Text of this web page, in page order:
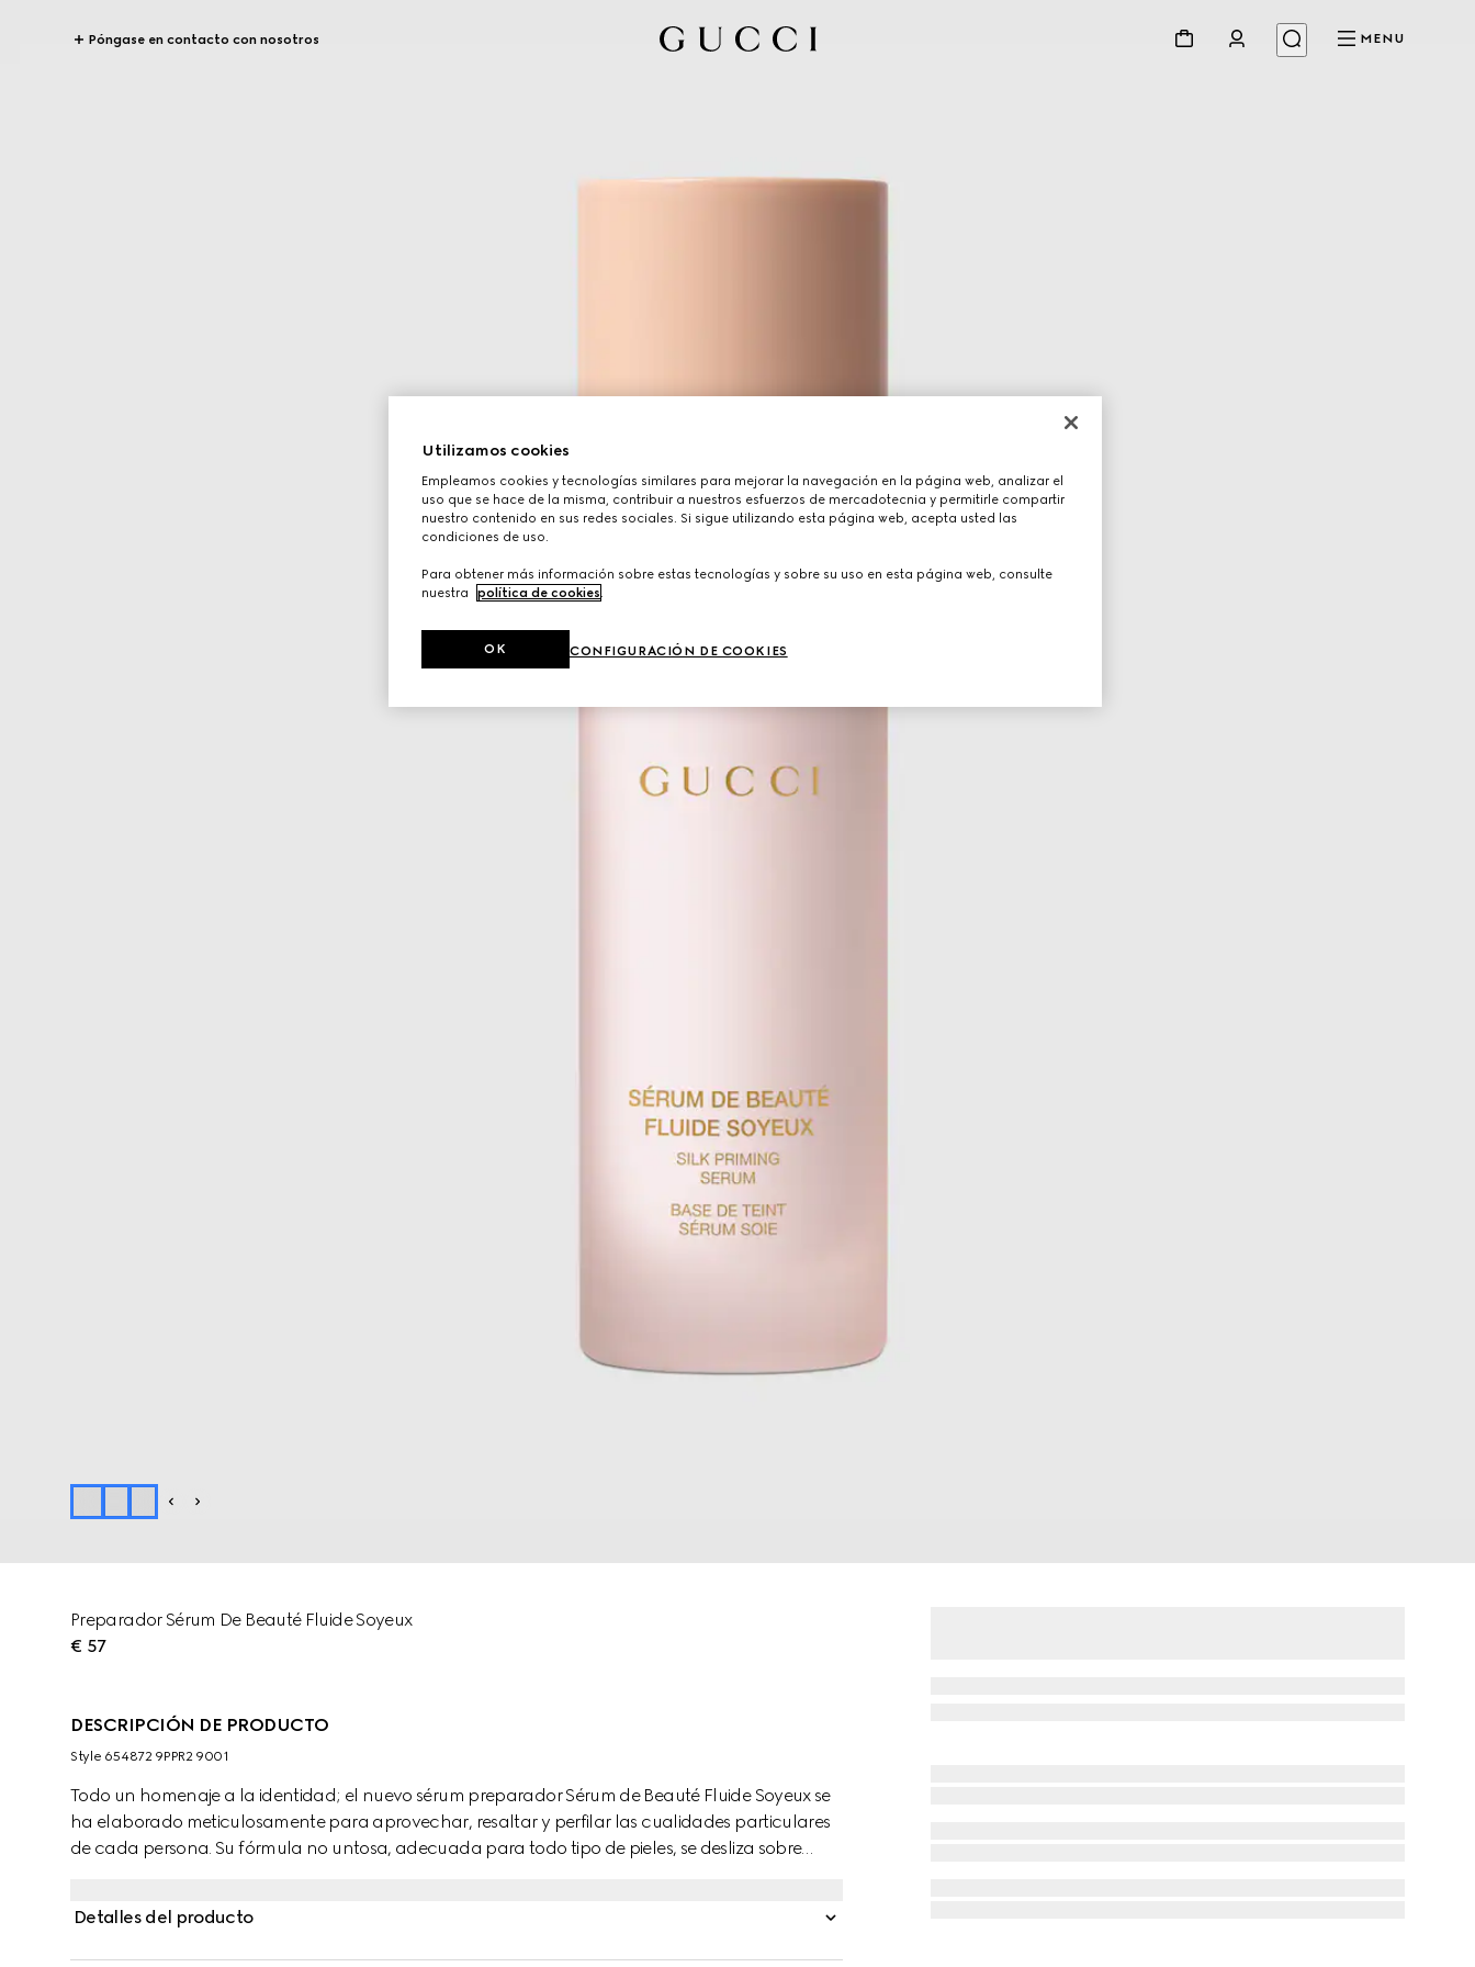
Póngase en contacto con nosotros MENU
Preparador Sérum De Beauté Fluide Soyeux
€ 57
DESCRIPCIÓN DE PRODUCTO
Style ‎654872 9PPR2 9001
Todo un homenaje a la identidad; el nuevo sérum preparador Sérum de Beauté Fluide Soyeux se
ha elaborado meticulosamente para aprovechar, resaltar y perfilar las cualidades particulares
de cada persona. Su fórmula no untosa, adecuada para todo tipo de pieles, se desliza sobre
ligeros que difuminan las líneas de expresión y los poros, este preparador puede usarse solo o
Detalles del producto
Utilizamos cookies
Empleamos cookies y tecnologías similares para mejorar la navegación en la página web, analizar el
uso que se hace de la misma, contribuir a nuestros esfuerzos de mercadotecnia y permitirle compartir
nuestro contenido en sus redes sociales. Si sigue utilizando esta página web, acepta usted las
condiciones de uso.
Para obtener más información sobre estas tecnologías y sobre su uso en esta página web, consulte
nuestra
política de cookies.
CONFIGURACIÓN DE COOKIES
OK